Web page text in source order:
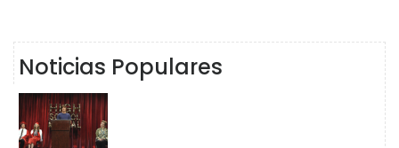
Noticias Populares